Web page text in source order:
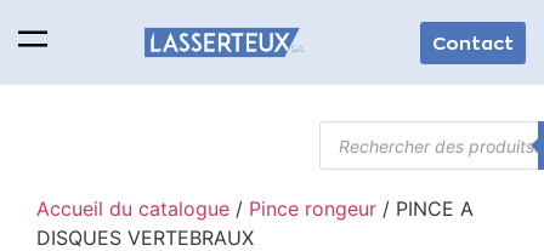
Contact
Accueil du catalogue / Pince rongeur / PINCE A
DISQUES VERTEBRAUX